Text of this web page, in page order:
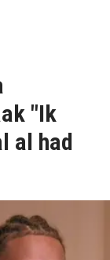
"Ik
al had